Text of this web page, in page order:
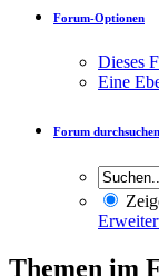
Forum-Optionen
Dieses
Eine
Forum durchsuchen
Themen im